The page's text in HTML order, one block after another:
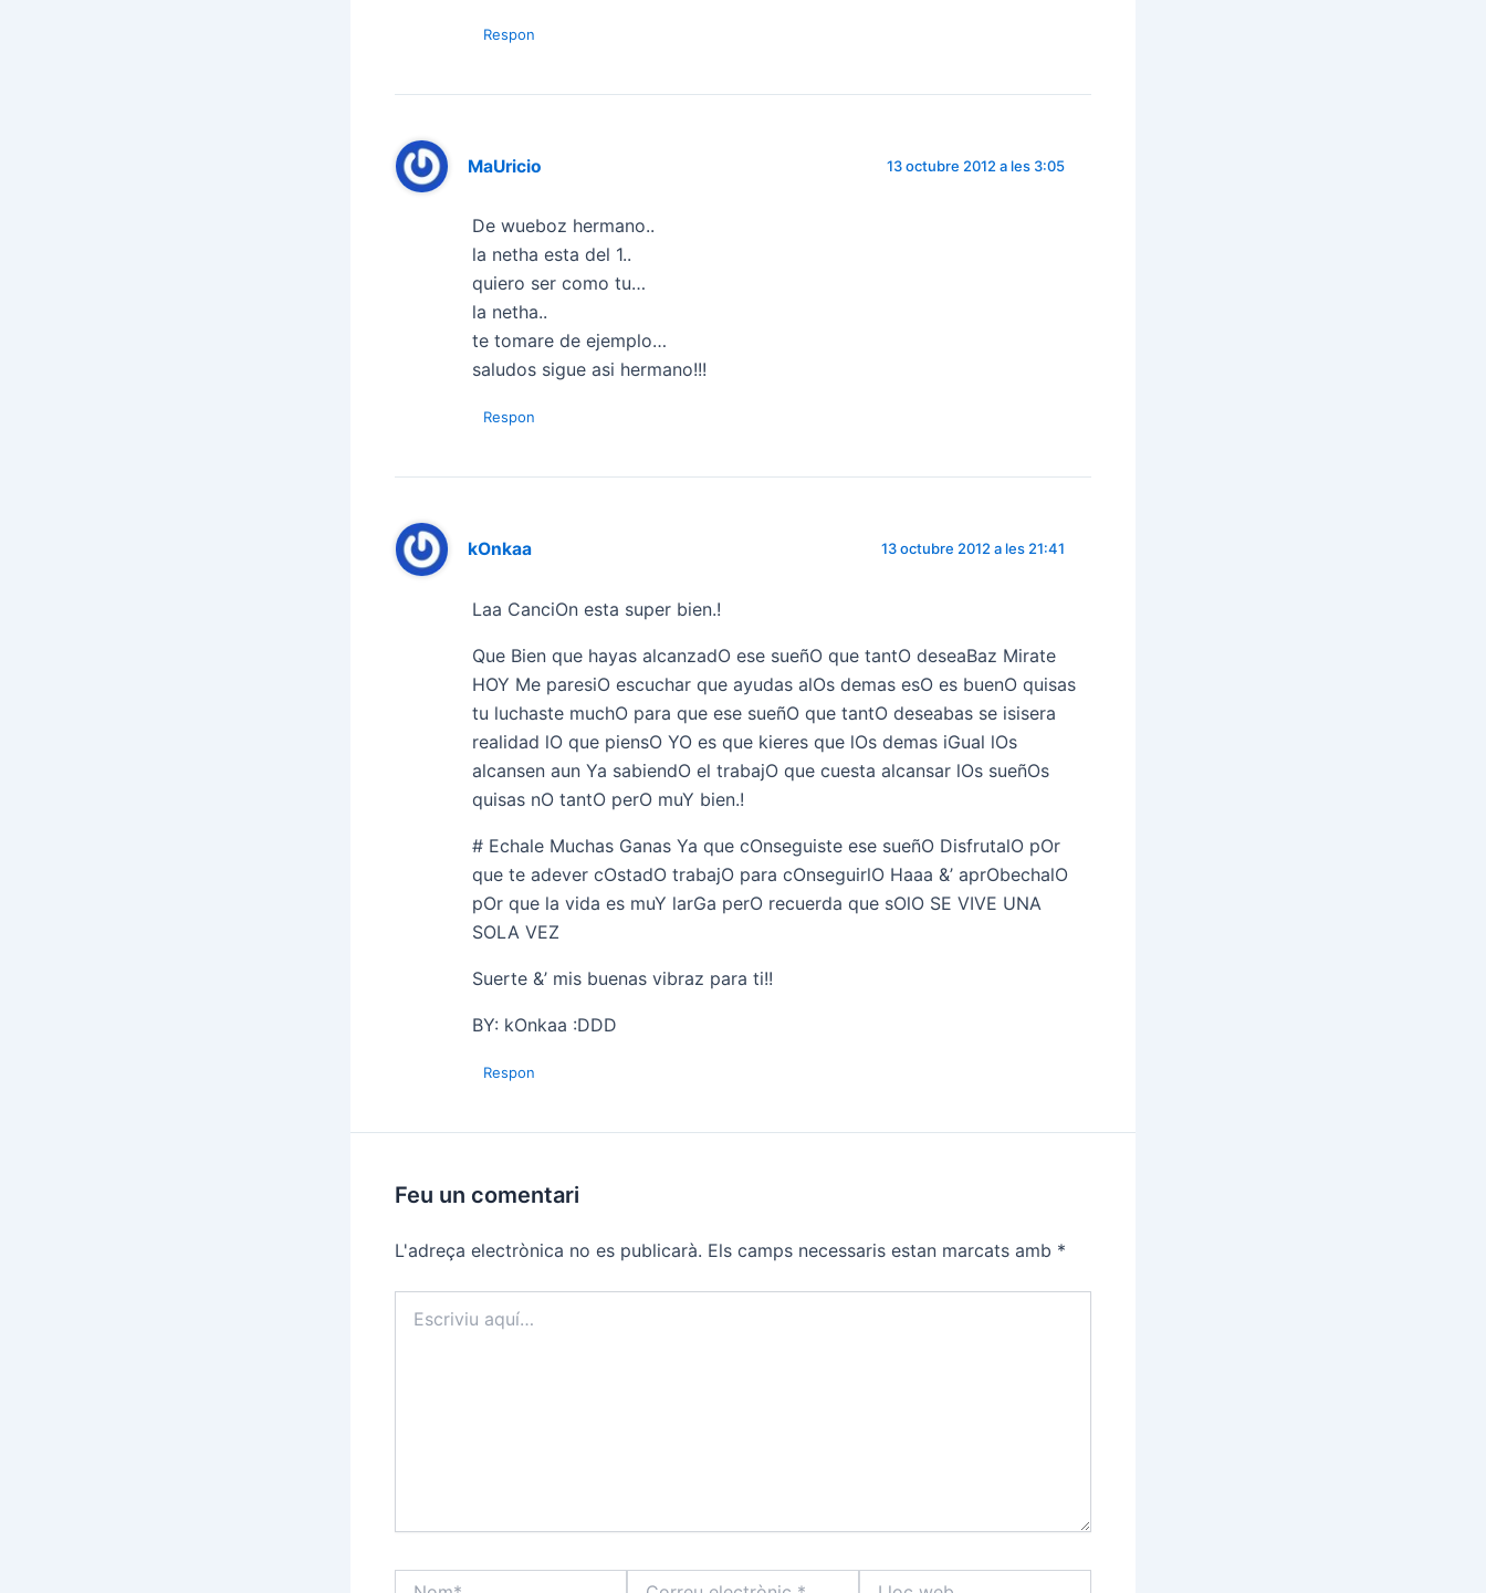
Respon
MaUricio 13 octubre 2012 a les 3:05
De wueboz hermano..
la netha esta del 1..
quiero ser como tu…
la netha..
te tomare de ejemplo…
saludos sigue asi hermano!!!
Respon
kOnkaa 13 octubre 2012 a les 21:41
Laa CanciOn esta super bien.!
Que Bien que hayas alcanzadO ese sueñO que tantO deseaBaz Mirate
HOY Me paresiO escuchar que ayudas alOs demas esO es buenO quisas
tu luchaste muchO para que ese sueñO que tantO deseabas se isisera
realidad lO que piensO YO es que kieres que lOs demas iGual lOs
alcansen aun Ya sabiendO el trabajO que cuesta alcansar lOs sueñOs
quisas nO tantO perO muY bien.!
# Echale Muchas Ganas Ya que cOnseguiste ese sueñO DisfrutalO pOr
que te adever cOstadO trabajO para cOnseguirlO Haaa &’ aprObechalO
pOr que la vida es muY larGa perO recuerda que sOlO SE VIVE UNA
SOLA VEZ
Suerte &’ mis buenas vibraz para ti!!
BY: kOnkaa :DDD
Respon
Feu un comentari
L'adreça electrònica no es publicarà. Els camps necessaris estan marcats amb *
aquí…